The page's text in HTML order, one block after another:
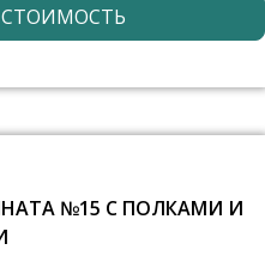
№15 С ПОЛКАМИ И